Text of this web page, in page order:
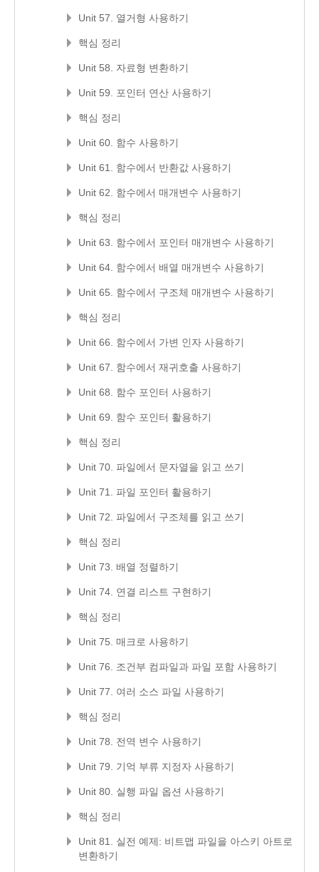
Unit 57. 열거형 사용하기
핵심 정리
Unit 58. 자료형 변환하기
Unit 59. 포인터 연산 사용하기
핵심 정리
Unit 60. 함수 사용하기
Unit 61. 함수에서 반환값 사용하기
Unit 62. 함수에서 매개변수 사용하기
핵심 정리
Unit 63. 함수에서 포인터 매개변수 사용하기
Unit 64. 함수에서 배열 매개변수 사용하기
Unit 65. 함수에서 구조체 매개변수 사용하기
핵심 정리
Unit 66. 함수에서 가변 인자 사용하기
Unit 67. 함수에서 재귀호출 사용하기
Unit 68. 함수 포인터 사용하기
Unit 69. 함수 포인터 활용하기
핵심 정리
Unit 70. 파일에서 문자열을 읽고 쓰기
Unit 71. 파일 포인터 활용하기
Unit 72. 파일에서 구조체를 읽고 쓰기
핵심 정리
Unit 73. 배열 정렬하기
Unit 74. 연결 리스트 구현하기
핵심 정리
Unit 75. 매크로 사용하기
Unit 76. 조건부 컴파일과 파일 포함 사용하기
Unit 77. 여러 소스 파일 사용하기
핵심 정리
Unit 78. 전역 변수 사용하기
Unit 79. 기억 부류 지정자 사용하기
Unit 80. 실행 파일 옵션 사용하기
핵심 정리
Unit 81. 실전 예제: 비트맵 파일을 아스키 아트로
변환하기